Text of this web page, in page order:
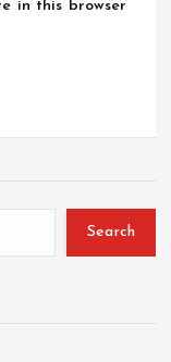
in this browser
Search